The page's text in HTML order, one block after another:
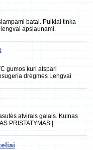
batai. Puikiai tinka
apsiaunami.
gumos kuri atspari
drėgmės Lengvai
atvirais galais. Kulnas
PRISTATYMAS Į